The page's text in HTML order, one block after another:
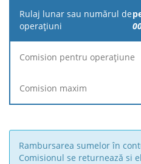
Rambursarea sumelor în
Comisionul se returnează si